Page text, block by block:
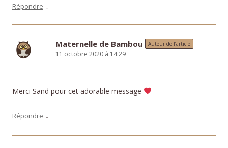
Répondre ↓
Maternelle de Bambou Auteur de l’article
11 octobre 2020 à 14:29
Merci Sand pour cet adorable message
Répondre ↓